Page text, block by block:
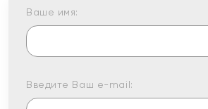
Ваше имя:
Введите Ваш e-mail: